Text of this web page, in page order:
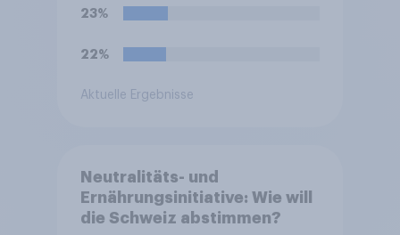
23%
22%
Aktuelle Ergebnisse
Neutralitäts- und
Ernährungsinitiative: Wie will
die Schweiz abstimmen?